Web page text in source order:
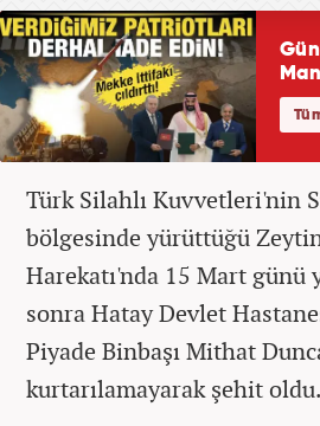
Türk Silahlı Kuvvetleri'nin
bölgesinde yürüttüğü
Harekatı'nda 15 Mart günü
sonra Hatay Devlet
Piyade Binbaşı Mithat
kurtarılamayarak şehit oldu.